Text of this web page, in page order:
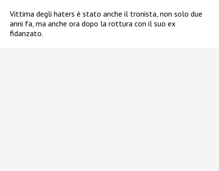
Vittima degli haters è stato anche il tronista, non solo due
anni fa, ma anche ora dopo la rottura con il suo ex
fidanzato.